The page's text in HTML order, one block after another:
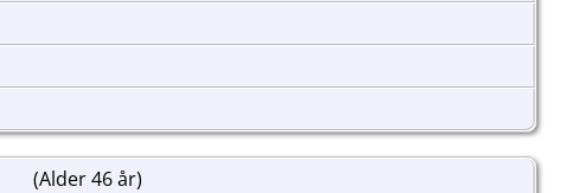
(Alder 46 år)